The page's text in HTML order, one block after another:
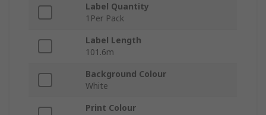
Label Quantity
1Per Pack
Label Length
101.6m
Background Colour
White
Print Colour